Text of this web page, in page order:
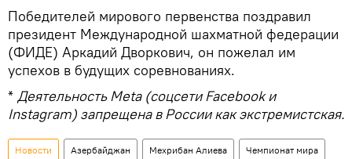
Победителей мирового первенства поздравил
президент Международной шахматной федерации
(ФИДЕ) Аркадий Дворкович, он пожелал им
успехов в будущих соревнованиях.
* Деятельность Meta (соцсети Facebook и
Instagram) запрещена в России как экстремистская.
Новости Азербайджан Мехрибан Алиева Чемпионат мира